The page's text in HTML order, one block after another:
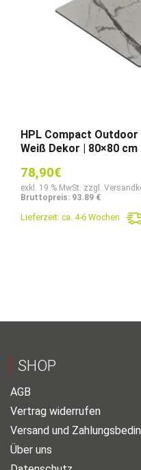
HPL Compact
Weiß Dekor | 80×80 cm
78,90€
exkl. 19 % MwSt. zzgl.
Bruttopreis: 93.89 €
Lieferzeit: ca. 4-6 Wochen
SHOP
AGB
Vertrag widerrufen
Versand und
Über uns